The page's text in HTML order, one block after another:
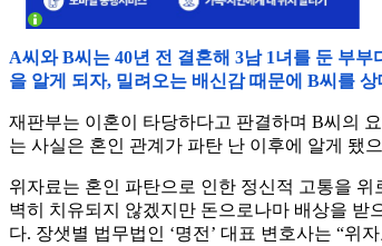
A씨와 B씨는 40년 전 결혼해 3남 1녀를 둔 부
을 알게 되자, 밀려오는 배신감 때문에 B씨를
재판부는 이혼이 타당하다고 판결하며 B씨의
는 사실은 혼인 관계가 파탄 난 이후에 알게 됐
위자료는 혼인 파탄으로 인한 정신적 고통을
벽히 치유되지 않겠지만 돈으로나마 배상을 받
다. 장샛별 법무법인 ‘명전’ 대표 변호사는 “위